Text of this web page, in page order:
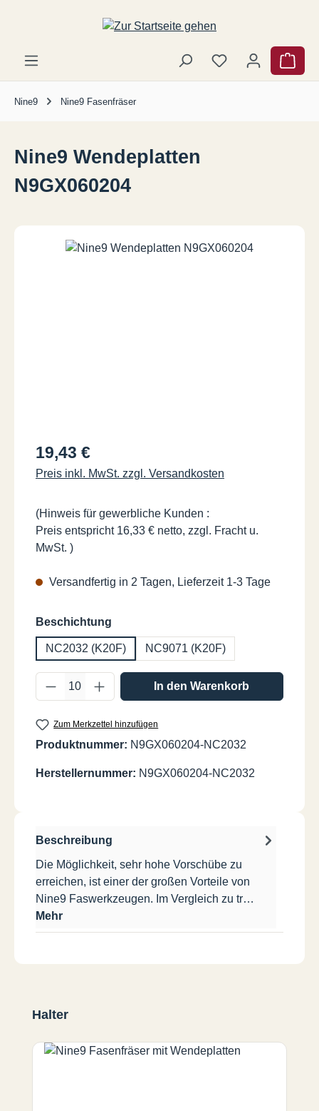
Zum Hauptinhalt springen
Nine9 Nine9 Fasenfräser
Nine9 Wendeplatten
N9GX060204
Regulärer Preis:
19,43 €
Preis inkl. MwSt. zzgl. Versandkosten
(Hinweis für gewerbliche Kunden :
Preis entspricht 16,33 € netto, zzgl. Fracht u.
MwSt. )
Versandfertig in 2 Tagen, Lieferzeit 1-3 Tage
Beschichtung
NC2032 (K20F) NC9071 (K20F)
Produkt Anzahl: Gib den gewünschten
In den Warenkorb
Zum Merkzettel hinzufügen
Produktnummer: N9GX060204-NC2032
Herstellernummer: N9GX060204-NC2032
Beschreibung
Die Möglichkeit, sehr hohe Vorschübe zu
erreichen, ist einer der großen Vorteile von
Nine9 Faswerkzeugen. Im Vergleich zu tr…
Mehr
Produktgalerie überspringen
Halter